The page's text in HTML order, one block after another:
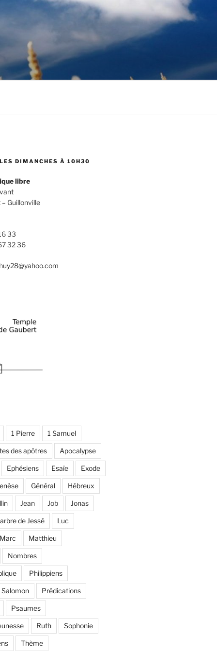
DIMANCHES À 10H30
libre
Guillonville
33
32 36
1 Pierre 1 Samuel
des apôtres Apocalypse
Ephésiens Esaïe Exode
Général Hébreux
Jean Job Jonas
de Jessé Luc
Matthieu
Nombres
Philippiens
Prédications
Psaumes
Ruth Sophonie
Thème